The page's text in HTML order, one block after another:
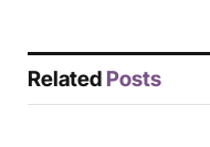
Related Posts